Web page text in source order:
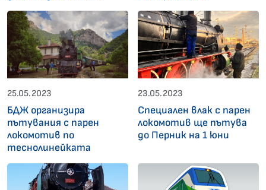
25.05.2023
БДЖ организира
пътувания с парен
локомотив по
теснолинейката
23.05.2023
Специален влак с парен
локомотив ще пътува
до Перник на 1 юни